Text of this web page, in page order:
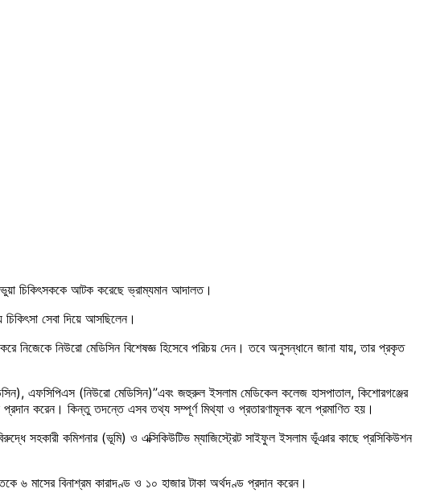
ভুয়া চিকিৎসককে আটক করেছে ভ্রাম্যমান আদালত।
সেবা দিয়ে আসছিলেন।
নিজেকে নিউরো মেডিসিন বিশেষজ্ঞ হিসেবে পরিচয় দেন। তবে অনুসন্ধানে জানা যায়, তার প্রকৃত
এফসিপিএস (নিউরো মেডিসিন)”এবং জহুরুল ইসলাম মেডিকেল কলেজ হাসপাতাল, কিশোরগঞ্জের
প্রদান করেন। কিন্তু তদন্তে এসব তথ্য সম্পূর্ণ মিথ্যা ও প্রতারণামূলক বলে প্রমাণিত হয়।
সহকারী কমিশনার (ভূমি) ও এক্সিকিউটিভ ম্যাজিস্ট্রেট সাইফুল ইসলাম ভূঁঞার কাছে প্রসিকিউশন
৬ মাসের বিনাশ্রম কারাদণ্ড ও ১০ হাজার টাকা অর্থদণ্ড প্রদান করেন।